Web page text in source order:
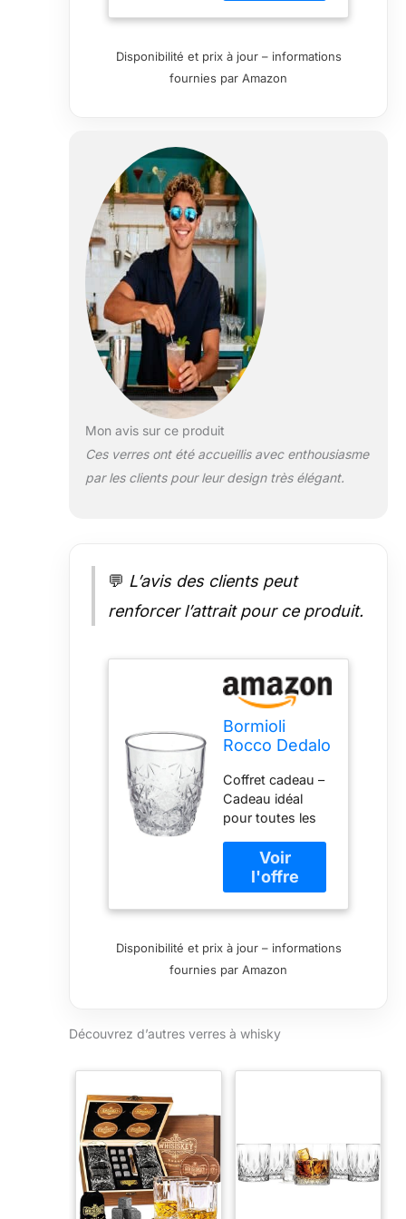
verres à whisky
Hauteur du verre
: 9 cm
Disponibilité et prix à jour – informations
fournies par Amazon
Mon avis sur ce produit
Ces verres ont été accueillis avec enthousiasme
par les clients pour leur design très élégant.
💬 L’avis des clients peut
renforcer l’attrait pour ce produit.
Bormioli
Rocco Dedalo
verres à
whisky 260
ml
Coffret cadeau –
Cadeau idéal
pour toutes les
originale inspirée
de la glace
craquelée 6
verres à whisky
Hauteur du verre
: 9 cm
Disponibilité et prix à jour – informations
fournies par Amazon
Découvrez d’autres verres à whisky